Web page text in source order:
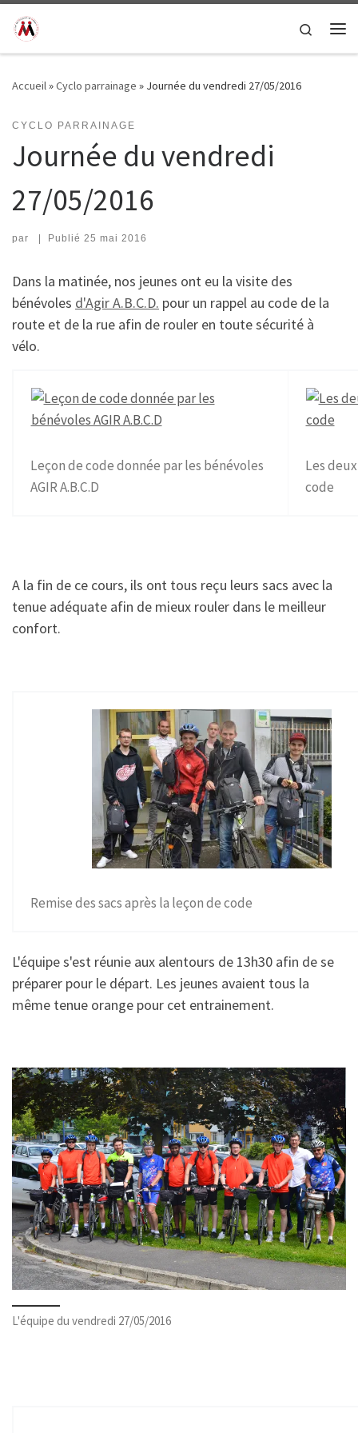
Passer au contenu
Search
Accueil»Cyclo parrainage » Journée du vendredi 27/05/2016
CYCLO PARRAINAGE
Journée du vendredi
27/05/2016
par | Publié 25 mai 2016
Dans la matinée, nos jeunes ont eu la visite des
bénévoles d'Agir A.B.C.D. pour un rappel au code de la
route et de la rue afin de rouler en toute sécurité à
vélo.
Leçon de code donnée par les bénévoles
AGIR A.B.C.D
Les
code
A la fin de ce cours, ils ont tous reçu leurs sacs avec la
tenue adéquate afin de mieux rouler dans le meilleur
confort.
Remise des sacs après la leçon de code
L'équipe s'est réunie aux alentours de 13h30 afin de se
préparer pour le départ. Les jeunes avaient tous la
même tenue orange pour cet entrainement.
L'équipe du vendredi 27/05/2016